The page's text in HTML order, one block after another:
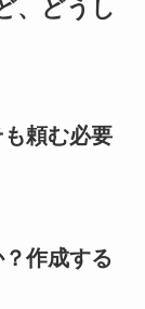
、どうし
頼む必要
作成する